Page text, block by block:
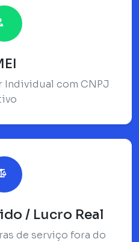
com CNPJ
/ Lucro Real
de serviço fora do